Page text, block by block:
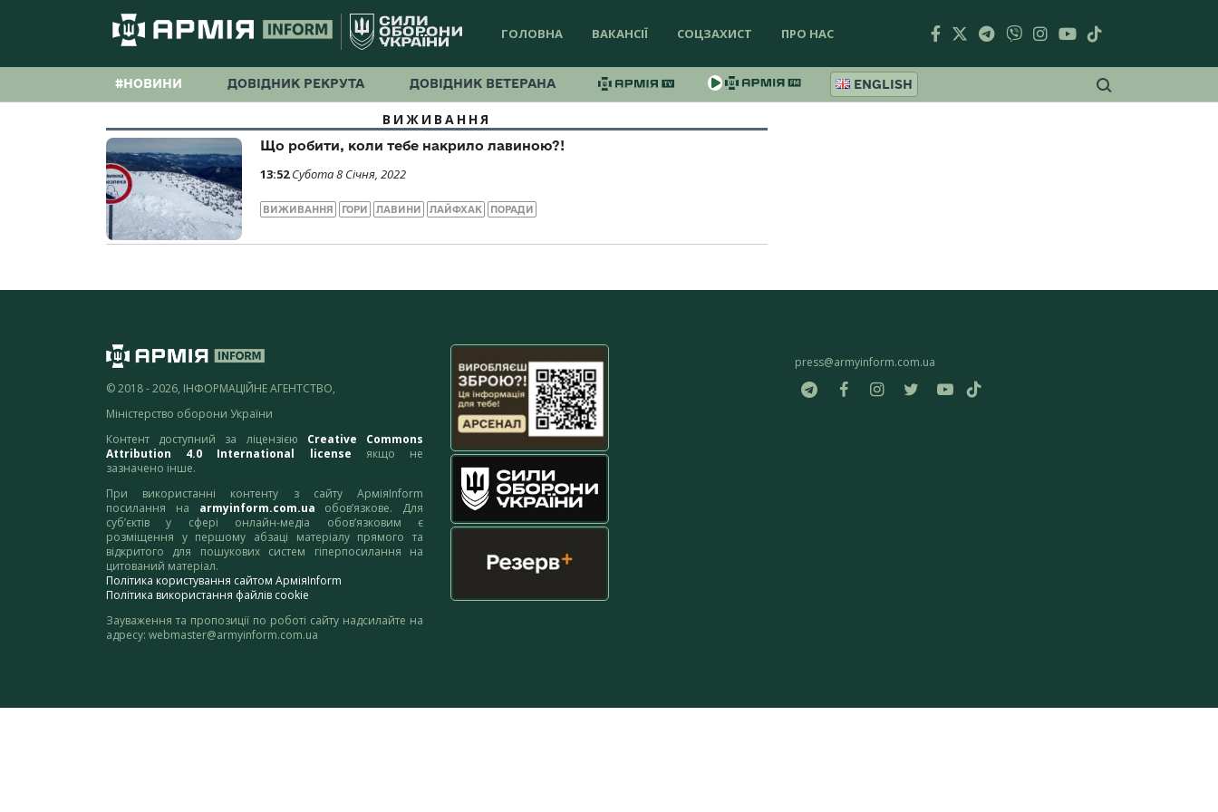
ГОЛОВНА ВАКАНСІЇ СОЦЗАХИСТ ПРО НАС
#НОВИНИ ДОВІДНИК РЕКРУТА ДОВІДНИК ВЕТЕРАНА ENGLISH
ВИЖИВАННЯ
Що робити, коли тебе накрило лавиною?!
13:52 Субота 8 Січня, 2022
ВИЖИВАННЯ ГОРИ ЛАВИНИ ЛАЙФХАК ПОРАДИ
© 2018 - 2026, ІНФОРМАЦІЙНЕ АГЕНТСТВО,
Міністерство оборони України
Контент доступний за ліцензією Creative Commons
Attribution 4.0 International license якщо не
зазначено інше.
При використанні контенту з сайту АрміяInform
посилання на armyinform.com.ua обов’язкове. Для
суб’єктів у сфері онлайн-медіа обов’язковим є
розміщення у першому абзаці матеріалу прямого та
відкритого для пошукових систем гіперпосилання на
цитований матеріал.
Політика користування сайтом АрміяInform
Політика використання файлів cookie
Зауваження та пропозиції по роботі сайту надсилайте на
адресу: webmaster@armyinform.com.ua
press@armyinform.com.ua